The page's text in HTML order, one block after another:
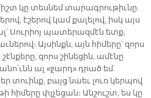
կը տեսնեմ տարագրութիւնը.
էշերով կամ քալելով, իսկ այս
Սուրիոյ պատերազմէն ետք,
Այսինքն, այն հիմերը՝ զորս
զորս շինեցին, ամէնը
ալ «ջարդ» դրած եմ.
տուինք, բայց նաեւ լուռ կերպով
հիմերը փլչեցան։ Անշուշտ, ես կը